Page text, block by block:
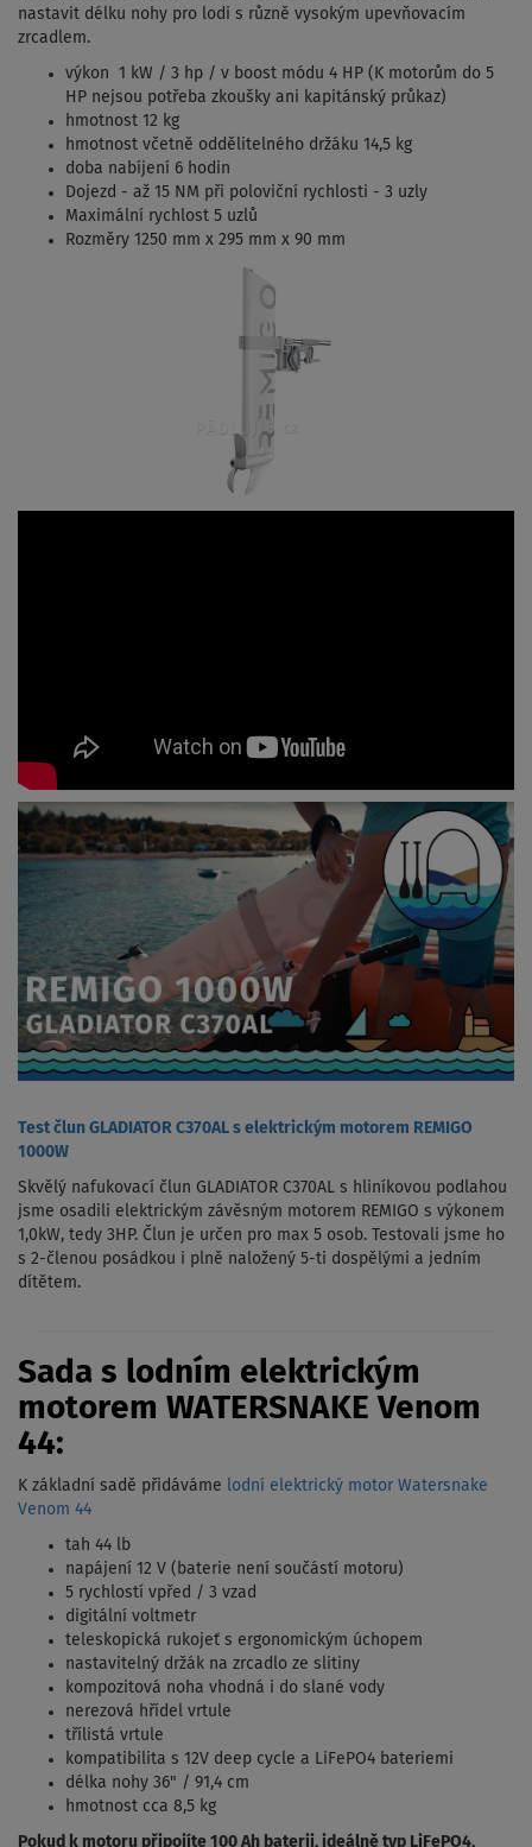
nastavit délku nohy pro lodi s různě vysokým upevňovacím
zrcadlem.
výkon 1 kW / 3 hp / v boost módu 4 HP (K motorům do 5
HP nejsou potřeba zkoušky ani kapitánský průkaz)
hmotnost 12 kg
hmotnost včetně oddělitelného držáku 14,5 kg
doba nabíjení 6 hodin
Dojezd - až 15 NM při poloviční rychlosti - 3 uzly
Maximální rychlost 5 uzlů
Rozměry 1250 mm x 295 mm x 90 mm
Test člun GLADIATOR C370AL s elektrickým motorem REMIGO
1000W
Skvělý nafukovací člun GLADIATOR C370AL s hliníkovou podlahou
jsme osadili elektrickým závěsným motorem REMIGO s výkonem
1,0kW, tedy 3HP. Člun je určen pro max 5 osob. Testovali jsme ho
s 2-členou posádkou i plně naložený 5-ti dospělými a jedním
dítětem.
Sada s lodním elektrickým
motorem WATERSNAKE Venom
44:
K základní sadě přidáváme lodní elektrický motor Watersnake
Venom 44
tah 44 lb
napájení 12 V (baterie není součástí motoru)
5 rychlostí vpřed / 3 vzad
digitální voltmetr
teleskopická rukojeť s ergonomickým úchopem
nastavitelný držák na zrcadlo ze slitiny
kompozitová noha vhodná i do slané vody
nerezová hřídel vrtule
třílistá vrtule
kompatibilita s 12V deep cycle a LiFePO4 bateriemi
délka nohy 36" / 91,4 cm
hmotnost cca 8,5 kg
Pokud k motoru připojíte 100 Ah baterii, ideálně typ LiFePO4,